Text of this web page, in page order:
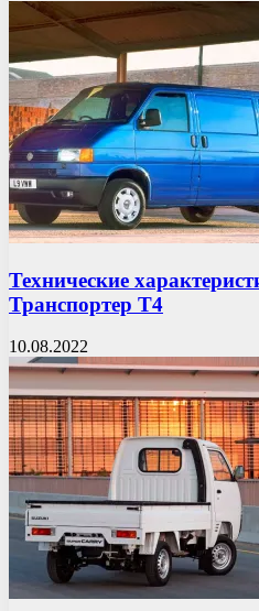
Технические
Транспортер Т4
10.08.2022